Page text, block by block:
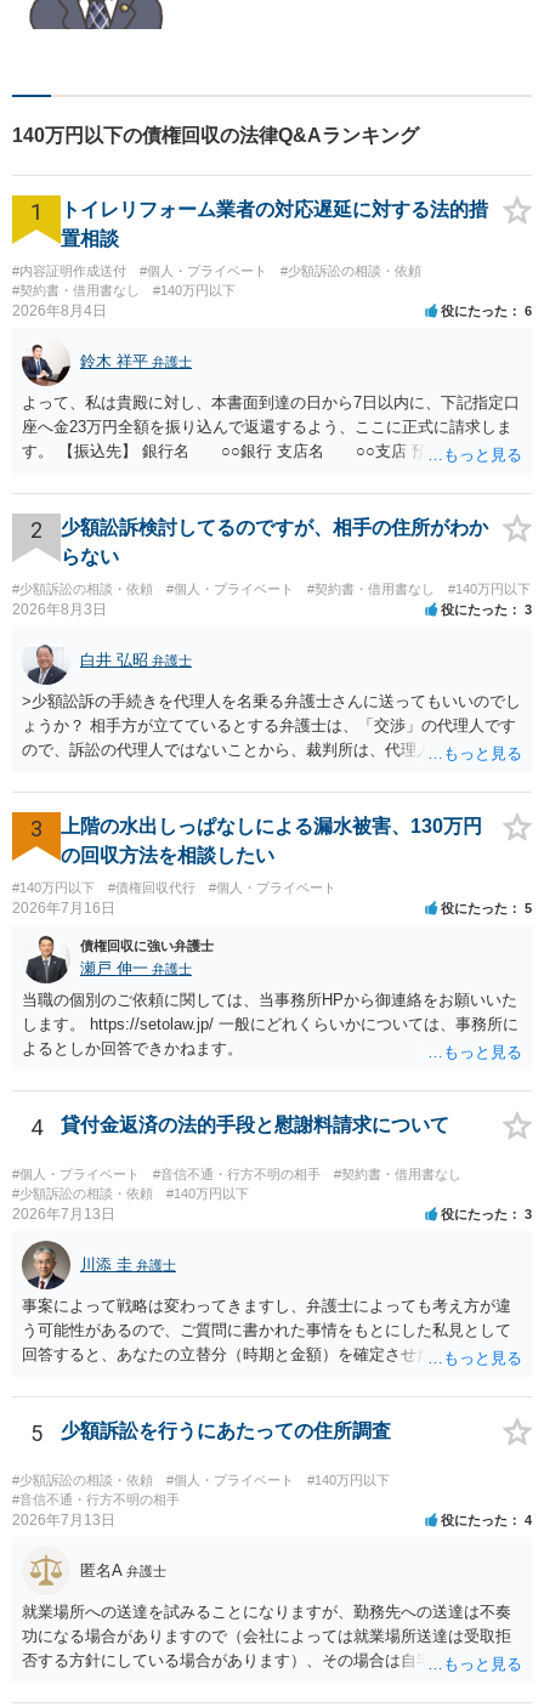
様、まずはお気軽にご連絡く
ださい。初回面談予約受付中
140万円以下の債権回収の法律Q&Aランキング
1
トイレリフォーム業者の対応遅延に対する法的措
置相談
#内容証明作成送付 #個人・プライベート
#少額訴訟の相談・依頼
#契約書・借用書なし
#140万円以下
2026年8月4日 役にたった 6
鈴木 祥平 弁護士
よって、私は貴殿に対し、本書面到達の日から7日以内に、下記指定口
座へ金23万円全額を振り込んで返還するよう、ここに正式に請求しま
す。 【振込先】 銀行名 ○○銀行 支店名 ○○支店 預金種別 普通
されない場合には、貴殿には任意に返金する意思がないものと判断
し、やむを得ず、返還金23万円及びこれに対する遅延損害金の支払い
を求める民事訴訟、支払督促その他必要な法的手続を直ちに講じま
す。 その際には、訴訟に要する費用その他法令上認められる金員につ
いても併せて請求する予定ですので、あらかじめ申し添えます。 本件
は、貴殿自らが契約を解約したことによって生じた返還義務の履行を
求めるものにすぎません。貴殿の仕入先との取引関係や返金時期など
の内部事情は、私に対する返還義務の発生や履行時期には何ら影響を
及ぼすものではありません。 これ以上、本件の解決を不必要に遅延さ
せることなく、誠意をもって速やかに返金手続を履行されるよう、強
く求めます。 以上
2
少額訟訴検討してるのですが、相手の住所がわか
らない
#少額訴訟の相談・依頼 #個人・プライベート #契約書・借用書なし #140万円以下
2026年8月3日 役にたった 3
白井 弘昭 弁護士
>少額訟訴の手続きを代理人を名乗る弁護士さんに送ってもいいのでし
ょうか？ 相手方が立てているとする弁護士は、「交渉」の代理人です
ので、訴訟の代理人ではないことから、裁判所は、代理人宛ての訴状
ている場合は、相手方（被告）の住所で訴状を作成提出し、裁判所に
代理人が就いていたことを知らせると（訴状の記載内容から明らかな
場合も）、裁判所が当該代理人弁護士に事前連絡し、引き続き訴訟も
受任するかを聞いたうえで、受任の意志が明らかになったところで、
直接被告に送達するのではなく、代理人に訴状の受領を促すこともあ
ります。 ラインのやり取りでしか証拠がないと、実際の本人性が明ら
かではありません。もちろん弁護士（２０万円の請求で代理人弁護士
に委任するかも疑わしいのですが）も住所は明らかにしないでしょ
う。 何か本人を示す事実（振込先などの情報）から、相手の住所等の
情報を割り出していくしかないように思えます。 以上、ご参考まで。
3
上階の水出しっぱなしによる漏水被害、130万円
の回収方法を相談したい
#140万円以下 #債権回収代行 #個人・プライベート
2026年7月16日 役にたった 5
債権回収に強い弁護士
瀬戸 伸一 弁護士
当職の個別のご依頼に関しては、当事務所HPから御連絡をお願いいた
します。 https://setolaw.jp/ 一般にどれくらいかについては、事務所に
よるとしか回答できかねます。
4 貸付金返済の法的手段と慰謝料請求について
#個人・プライベート #音信不通・行方不明の相手
#契約書・借用書なし
#少額訴訟の相談・依頼
#140万円以下
2026年7月13日 役にたった 3
川添 圭 弁護士
事案によって戦略は変わってきますし、弁護士によっても考え方が違
う可能性があるので、ご質問に書かれた事情をもとにした私見として
回答すると、あなたの立替分（時期と金額）を確定させた上で、淡々
と、もし異議申立てがなされる可能性が高そうであれば時間の浪費
（通常訴訟へ移行する日数分空転する）になりますし、支払督促及び
その異議後の通常訴訟は相手方の住所地が管轄裁判所になるため（特
に相手方が遠方である場合は）対応が面倒な場合があるからです。相
手方の主張については、和解で減額を考慮すればよいと思います。 な
お、残念ながら、「連絡も返ってこず、返済の目処も立たずで精神的
せん。
5 少額訴訟を行うにあたっての住所調査
#少額訴訟の相談・依頼 #個人・プライベート
#140万円以下
#音信不通・行方不明の相手
2026年7月13日 役にたった 4
匿名A 弁護士
就業場所への送達を試みることになりますが、勤務先への送達は不奏
功になる場合がありますので（会社によっては就業場所送達は受取拒
否する方針にしている場合があります）、その場合は自宅の住所調査